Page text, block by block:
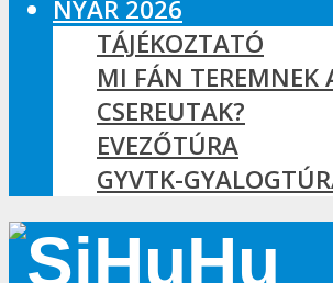
NYÁR 2026
TÁJÉKOZTATÓ
MI FÁN TEREMNEK
CSEREUTAK?
EVEZŐTÚRA
GYVTK-